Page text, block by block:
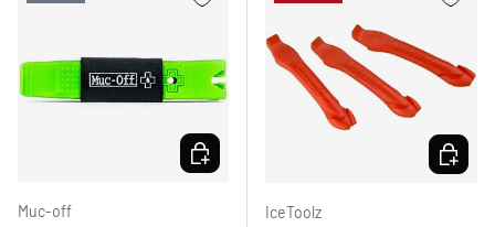
Muc-off
ELEGIR OPCIONES
IceToolz
ELEGIR